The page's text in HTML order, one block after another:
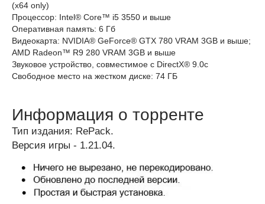
(x64 only)
Процессор: Intel® Core™ i5 3550 и выше
Оперативная память: 6 Гб
Видеокарта: NVIDIA® GeForce® GTX 780 VRAM 3GB и выше;
AMD Radeon™ R9 280 VRAM 3GB и выше
Звуковое устройство, совместимое с DirectX® 9.0с
Свободное место на жестком диске: 74 ГБ
Информация о торренте
Тип издания: RePack.
Версия игры - 1.21.04.